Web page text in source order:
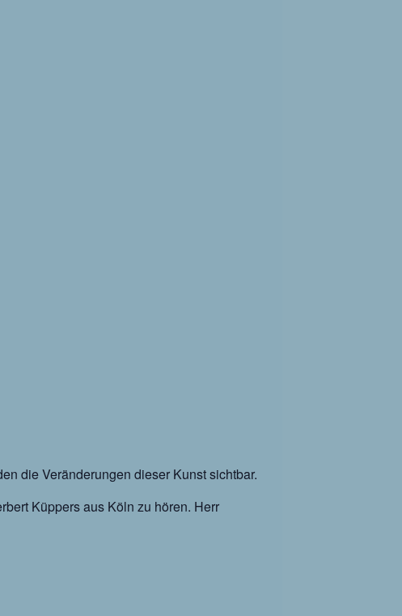
die Veränderungen dieser Kunst sichtbar.
Küppers aus Köln zu hören. Herr